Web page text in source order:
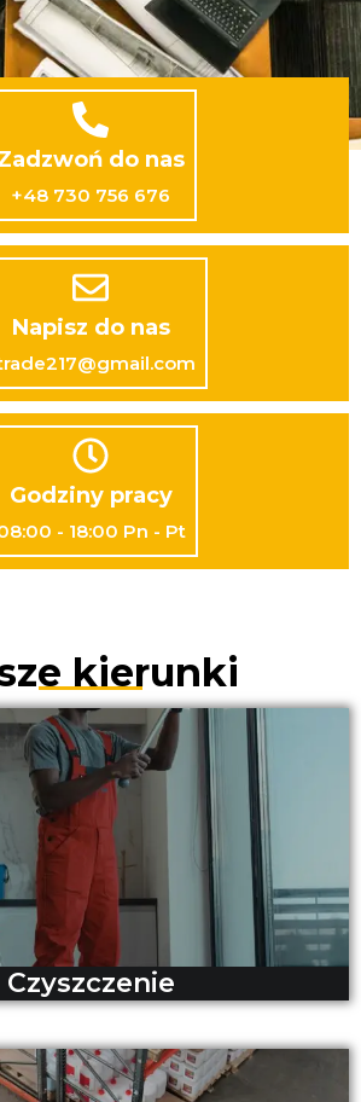
do nas
+48 730 756 676
Napisz do nas
Godziny pracy
- 18:00 Pn - Pt
kierunki
Czyszczenie